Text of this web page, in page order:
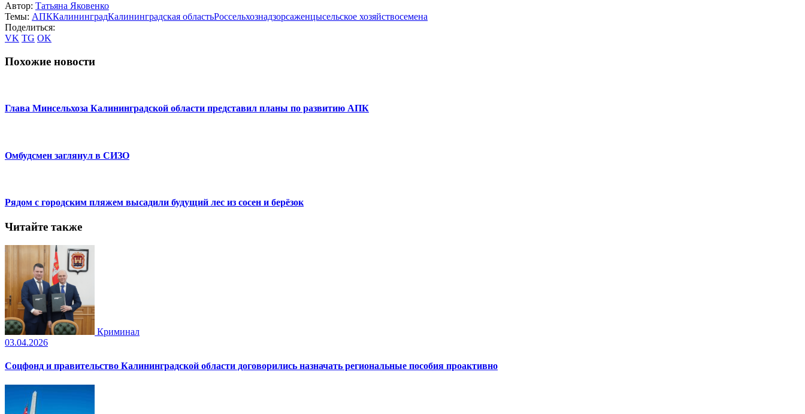
Автор: Татьяна Яковенко
Темы: АПККалининградКалининградская областьРоссельхознадзорсаженцысельское хозяйствосемена
Поделиться:
VK TG OK
Похожие новости
Глава Минсельхоза Калининградской области представил планы по развитию АПК
Омбудсмен заглянул в СИЗО
Рядом с городским пляжем высадили будущий лес из сосен и берёзок
Читайте также
Криминал
03.04.2026
Соцфонд и правительство Калининградской области договорились назначать региональные пособия проактивно